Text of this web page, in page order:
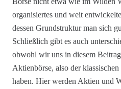
organisiertes und weit
dessen Grundstruktur man sich
Schließlich gibt es auch
obwohl wir uns in diesem
Aktienbörse, also der
haben. Hier werden Aktien und